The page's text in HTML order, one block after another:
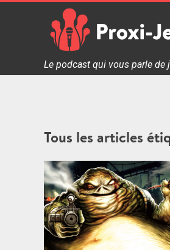
Proxi Jeux - Le podcast qui
Le podcast qui vous parle de
Tous les articles